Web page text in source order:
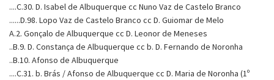
....C.30. D. Isabel de Albuquerque cc Nuno Vaz de Castelo Branco
......D.98. Lopo Vaz de Castelo Branco cc D. Guiomar de Melo
A.2. Gonçalo de Albuquerque cc D. Leonor de Meneses
..B.9. D. Constança de Albuquerque cc b. D. Fernando de Noronha
..B.10. Afonso de Albuquerque
....C.31. b. Brás / Afonso de Albuquerque cc D. Maria de Noronha (1º